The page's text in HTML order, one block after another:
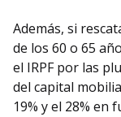
Además, si
de los 60 o 65
el IRPF por las
del capital
19% y el 28% en